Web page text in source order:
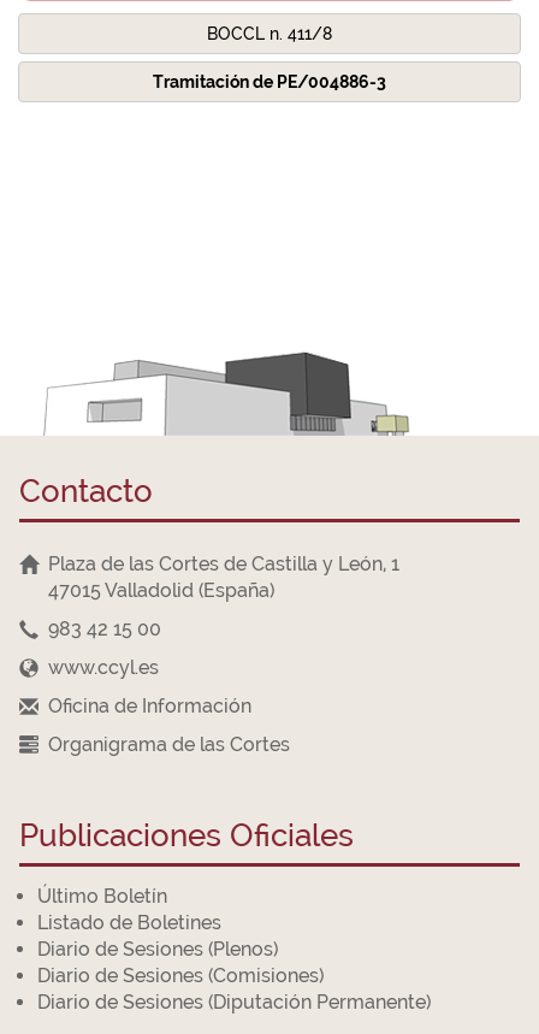
BOCCL n. 411/8
Tramitación de PE/004886-3
Contacto
Plaza de las Cortes de Castilla y León, 1
47015 Valladolid (España)
983 42 15 00
www.ccyl.es
Oficina de Información
Organigrama de las Cortes
Publicaciones Oficiales
Último Boletín
Listado de Boletines
Diario de Sesiones (Plenos)
Diario de Sesiones (Comisiones)
Diario de Sesiones (Diputación Permanente)